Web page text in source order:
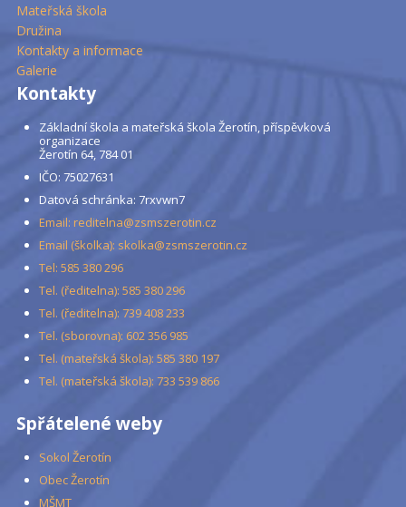
Mateřská škola
Družina
Kontakty a informace
Galerie
Kontakty
Základní škola a mateřská škola Žerotín, příspěvková
organizace
Žerotín 64, 784 01
IČO: 75027631
Datová schránka: 7rxvwn7
Email: reditelna@zsmszerotin.cz
Email (školka): skolka@zsmszerotin.cz
Tel: 585 380 296
Tel. (ředitelna): 585 380 296
Tel. (ředitelna): 739 408 233
Tel. (sborovna): 602 356 985
Tel. (mateřská škola): 585 380 197
Tel. (mateřská škola): 733 539 866
Spřátelené weby
Sokol Žerotín
Obec Žerotín
MŠMT